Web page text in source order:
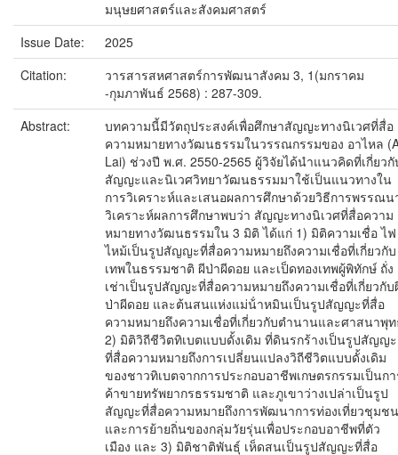
มนุษยศาสตร์และสังคมศาสตร์
Issue Date:
2025
Citation:
วารสารสหศาสตร์การพัฒนาสังคม 3, 1(มกราคม
-กุมภาพันธ์ 2568) : 287-309.
Abstract:
บทความนี้มีวัตถุประสงค์เพื่อศึกษาสัญญะทางนิเวศที่สื่อ
ความหมายทางวัฒนธรรมในวรรณกรรมของ อาไหล
Lai) ช่วงปี พ.ศ. 2550-2565 ผู้วิจัยได้นําแนวคิดที่เกี่ยวกั
สัญญะและนิเวศวิทยาวัฒนธรรมมาใช้เป็นแนวทางใน
การวิเคราะห์และเสนอผลการศึกษาด้วยวิธีการพรรณน
วิเคราะห์ผลการศึกษาพบว่า สัญญะทางนิเวศที่สื่อความ
หมายทางวัฒนธรรมใน 3 มิติ ได้แก่ 1) มิติความเชื่อ ไฟ
ไหม้เป็นรูปสัญญะที่สื่อความหมายถึงความเชื่อที่เกี่ยวกับ
เทพในธรรมชาติ ผีป่าผีดอย และเป็ดทองเทพผู้พิทักษ์ ถั่ง
เช่าเป็นรูปสัญญะที่สื่อความหมายถึงความเชื่อที่เกี่ยวกับ
ป่าผีดอย และต้นสนแห่งแม่น้ําหมินเป็นรูปสัญญะที่สื่อ
ความหมายถึงความเชื่อที่เกี่ยวกับตํานานและศาสนาพุ
2) มิติวิถีชีวิตทิเบตแบบดั้งเดิม ที่ดินรกร้างเป็นรูปสัญญะ
ที่สื่อความหมายถึงการเปลี่ยนแปลงวิถีชีวิตแบบดั้งเดิม
ของชาวทิเบตจากการประกอบอาชีพเกษตรกรรมเป็นก
ค้าขายทรัพยากรธรรมชาติ และภูเขาว่างเปล่าเป็นรูป
สัญญะที่สื่อความหมายถึงการพัฒนาการท่องเที่ยวชุมชน
และการย้ายถิ่นของกลุ่มวัยรุ่นเพื่อประกอบอาชีพที่ตัว
เมือง และ 3) มิติชาติพันธุ์ เห็ดสนเป็นรูปสัญญะที่สื่อ